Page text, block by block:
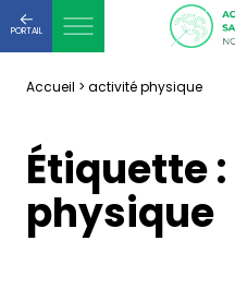
PORTAIL
Accueil > activité physique
Étiquette :
physique